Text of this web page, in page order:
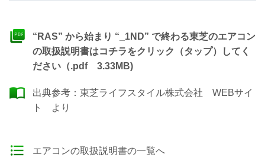
“RAS” から始まり “_1ND” で終わる東芝のエアコン
の取扱説明書はコチラをクリック（タップ）してく
ださい（.pdf 3.33MB)
出典参考： 東芝ライフスタイル株式会社 WEBサイ
ト
より
エアコンの取扱説明書の一覧へ